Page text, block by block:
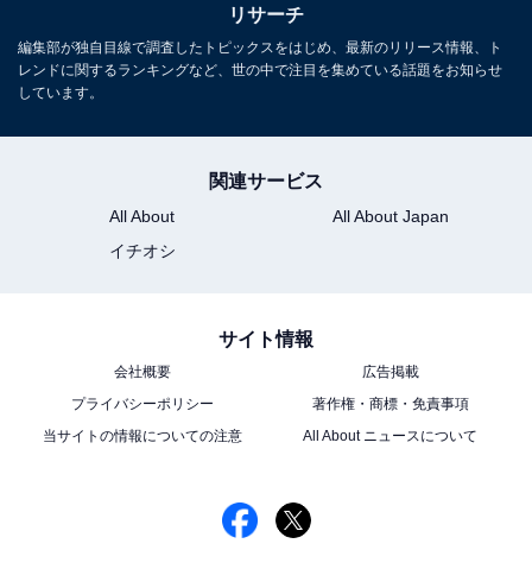
リサーチ
編集部が独自目線で調査したトピックスをはじめ、最新のリリース情報、ト
レンドに関するランキングなど、世の中で注目を集めている話題をお知らせ
しています。
関連サービス
All About
All About Japan
イチオシ
サイト情報
会社概要
広告掲載
プライバシーポリシー
著作権・商標・免責事項
当サイトの情報についての注意
All About ニュースについて